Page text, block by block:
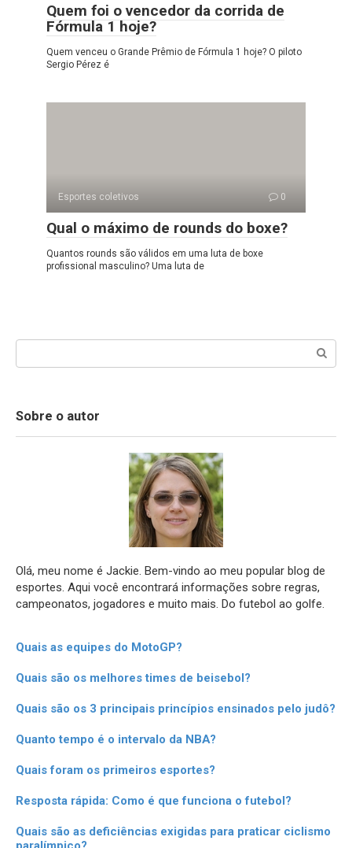
Quem foi o vencedor da corrida de
Fórmula 1 hoje?
Quem venceu o Grande Prêmio de Fórmula 1 hoje? O piloto
Sergio Pérez é
Esportes coletivos 0
Qual o máximo de rounds do boxe?
Quantos rounds são válidos em uma luta de boxe
profissional masculino? Uma luta de
Sobre o autor
Olá, meu nome é Jackie. Bem-vindo ao meu popular blog de
esportes. Aqui você encontrará informações sobre regras,
campeonatos, jogadores e muito mais. Do futebol ao golfe.
Quais as equipes do MotoGP?
Quais são os melhores times de beisebol?
Quais são os 3 principais princípios ensinados pelo judô?
Quanto tempo é o intervalo da NBA?
Quais foram os primeiros esportes?
Resposta rápida: Como é que funciona o futebol?
Quais são as deficiências exigidas para praticar ciclismo